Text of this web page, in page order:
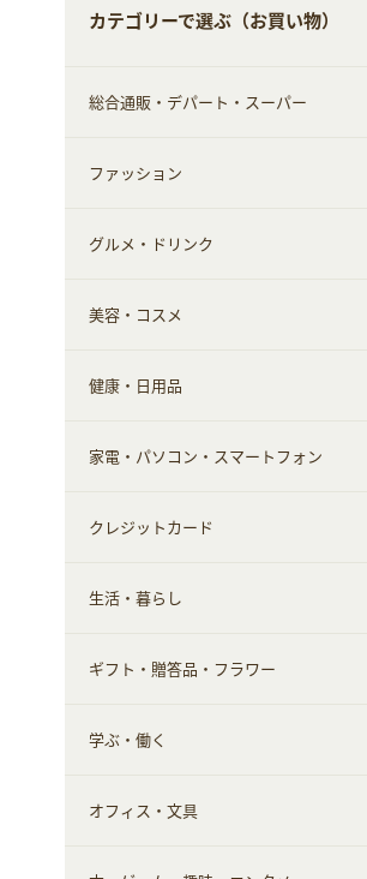
カテゴリーで選ぶ（お買い物）
総合通販・デパート・スーパー
すべて見る
総合通販
デパート・スーパー
ファッション
すべて見る
ファッション
インナー・下着
靴・フットウェア
小物・かばん
スーツ・フォーマル
グルメ・ドリンク
すべて見る
グルメ
ドリンク
お酒
食材宅配
美容・コスメ
すべて見る
スキンケア
メイクアップ
ヘアケア
メンズ美容
美容・ダイエット用品
脱毛用品
健康・日用品
すべて見る
健康食品｜青汁・飲料
健康食品｜乳酸菌・ケフィア
健康食品｜その他
スポーツ・フィットネス
日用品・薬局・からだ
家電・パソコン・スマートフォン
すべて見る
家電・パソコン・ソフトウェア
スマホ・携帯電話・SIM
クレジットカード
すべて見る
クレジットカード
生活・暮らし
すべて見る
車情報・カーシェア・レンタル
お役立ち
ギフト・贈答品・フラワー
すべて見る
ギフト・贈答品
学ぶ・働く
すべて見る
オフィス・文具